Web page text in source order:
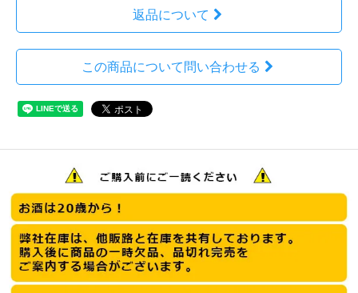
返品について
この商品について問い合わせる